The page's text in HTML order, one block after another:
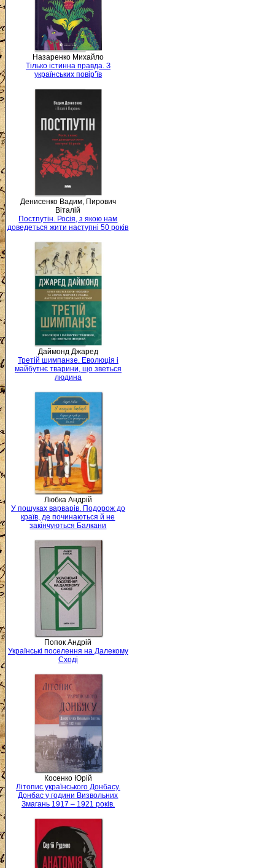
Назаренко Михайло
Тілько істинна правда. З
українських повір’їв
Денисенко Вадим, Пирович
Віталій
Постпутін. Росія, з якою нам
доведеться жити наступні 50 років
Даймонд Джаред
Третій шимпанзе. Еволюція і
майбутнє тварини, що зветься
людина
Любка Андрій
У пошуках варварів. Подорож до
країв, де починаються й не
закінчуються Балкани
Попок Андрій
Українські поселення на Далекому
Сході
Косенко Юрій
Літопис українського Донбасу.
Донбас у години Визвольних
Змагань 1917 – 1921 років.